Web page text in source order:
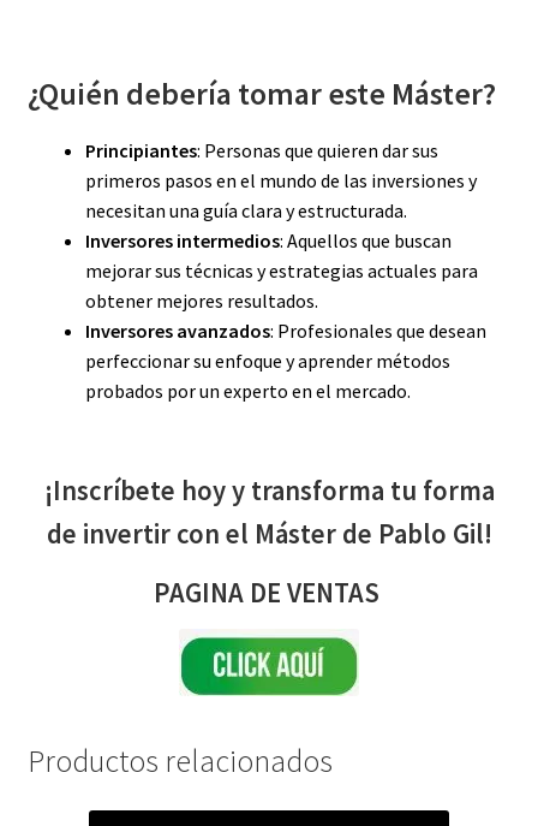
¿Quién debería tomar este Máster?
Principiantes: Personas que quieren dar sus
primeros pasos en el mundo de las inversiones y
necesitan una guía clara y estructurada.
Inversores intermedios: Aquellos que buscan
mejorar sus técnicas y estrategias actuales para
obtener mejores resultados.
Inversores avanzados: Profesionales que desean
perfeccionar su enfoque y aprender métodos
probados por un experto en el mercado.
¡Inscríbete hoy y transforma tu forma
de invertir con el Máster de Pablo Gil!
PAGINA DE VENTAS
Productos relacionados